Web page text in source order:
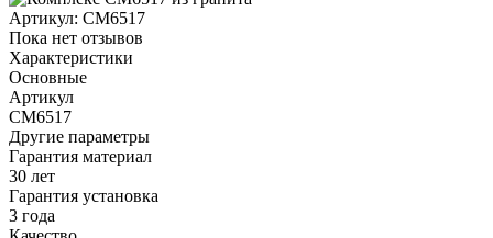
Артикул: CM6517
Пока нет отзывов
Характеристики
Основные
Артикул
CM6517
Другие параметры
Гарантия материал
30 лет
Гарантия установка
3 года